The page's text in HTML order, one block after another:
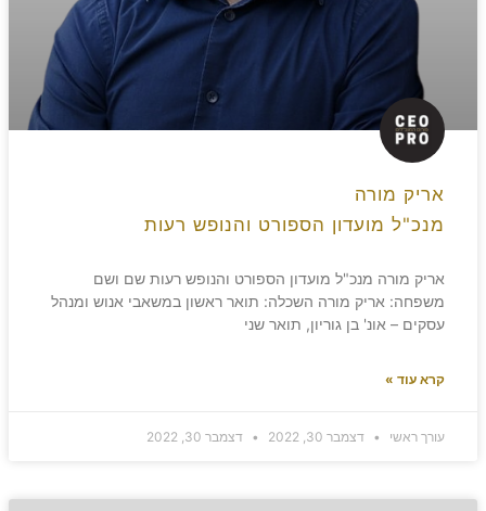
אריק מורה
מנכ"ל מועדון הספורט והנופש רעות
אריק מורה מנכ"ל מועדון הספורט והנופש רעות שם ושם
משפחה: אריק מורה השכלה: תואר ראשון במשאבי אנוש ומנהל
עסקים – אונ' בן גוריון, תואר שני
קרא עוד »
עורך ראשי דצמבר 30, 2022 דצמבר 30, 2022